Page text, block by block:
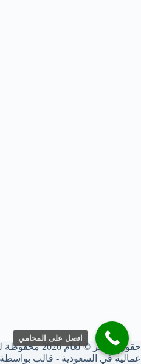
حقوق النشر ©
عمالية في السعودية - قالب بواسطة
اتصل على المحامي